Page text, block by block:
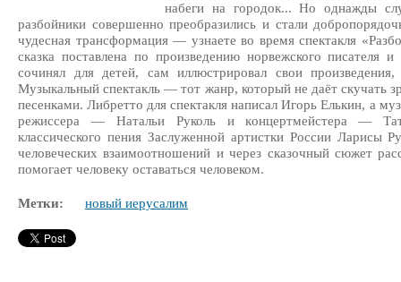
набеги на городок... Но однажды
разбойники совершенно преобразились и стали
чудесная трансформация — узнаете во время спектакля
сказка поставлена по произведению норвежского писателя
сочинял для детей, сам иллюстрировал свои
Музыкальный спектакль — тот жанр, который не даёт скучать
песенками. Либретто для спектакля написал Игорь Елькин, а
режиссера — Натальи Руколь и концертмейстера —
классического пения Заслуженной артистки России Ларисы
человеческих взаимоотношений и через сказочный сюжет
помогает человеку оставаться человеком.
Метки: новый иерусалим